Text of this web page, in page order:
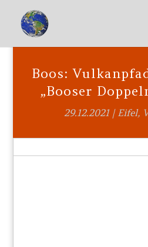
Boos:
„Booser
29.12.2021| Eifel,